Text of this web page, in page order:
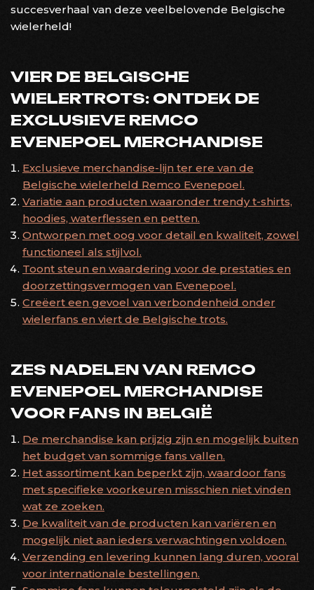
succesverhaal van deze veelbelovende Belgische
wielerheld!
VIER DE BELGISCHE
WIELERTROTS: ONTDEK DE
EXCLUSIEVE REMCO
EVENEPOEL MERCHANDISE
Exclusieve merchandise-lijn ter ere van de
Belgische wielerheld Remco Evenepoel.
Variatie aan producten waaronder trendy t-shirts,
hoodies, waterflessen en petten.
Ontworpen met oog voor detail en kwaliteit, zowel
functioneel als stijlvol.
Toont steun en waardering voor de prestaties en
doorzettingsvermogen van Evenepoel.
Creëert een gevoel van verbondenheid onder
wielerfans en viert de Belgische trots.
ZES NADELEN VAN REMCO
EVENEPOEL MERCHANDISE
VOOR FANS IN BELGIË
De merchandise kan prijzig zijn en mogelijk buiten
het budget van sommige fans vallen.
Het assortiment kan beperkt zijn, waardoor fans
met specifieke voorkeuren misschien niet vinden
wat ze zoeken.
De kwaliteit van de producten kan variëren en
mogelijk niet aan ieders verwachtingen voldoen.
Verzending en levering kunnen lang duren, vooral
voor internationale bestellingen.